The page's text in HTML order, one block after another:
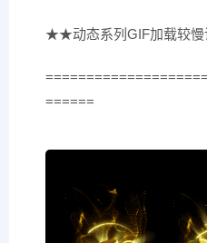
★★动态系列GIF加载较
======